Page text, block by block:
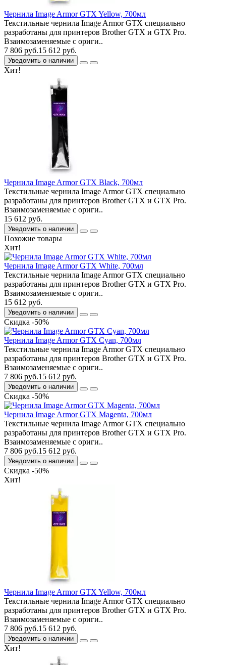
Чернила Image Armor GTX Yellow, 700мл
Текстильные чернила Image Armor GTX специально
разработаны для принтеров Brother GTX и GTX Pro.
Взаимозаменяемые с ориги..
7 806 руб.15 612 руб.
Уведомить о наличии
Хит!
Чернила Image Armor GTX Black, 700мл
Текстильные чернила Image Armor GTX специально
разработаны для принтеров Brother GTX и GTX Pro.
Взаимозаменяемые с ориги..
15 612 руб.
Уведомить о наличии
Похожие товары
Хит!
Чернила Image Armor GTX White, 700мл
Текстильные чернила Image Armor GTX специально
разработаны для принтеров Brother GTX и GTX Pro.
Взаимозаменяемые с ориги..
15 612 руб.
Уведомить о наличии
Скидка -50%
Чернила Image Armor GTX Cyan, 700мл
Текстильные чернила Image Armor GTX специально
разработаны для принтеров Brother GTX и GTX Pro.
Взаимозаменяемые с ориги..
7 806 руб.15 612 руб.
Уведомить о наличии
Скидка -50%
Чернила Image Armor GTX Magenta, 700мл
Текстильные чернила Image Armor GTX специально
разработаны для принтеров Brother GTX и GTX Pro.
Взаимозаменяемые с ориги..
7 806 руб.15 612 руб.
Уведомить о наличии
Скидка -50%
Хит!
Чернила Image Armor GTX Yellow, 700мл
Текстильные чернила Image Armor GTX специально
разработаны для принтеров Brother GTX и GTX Pro.
Взаимозаменяемые с ориги..
7 806 руб.15 612 руб.
Уведомить о наличии
Хит!